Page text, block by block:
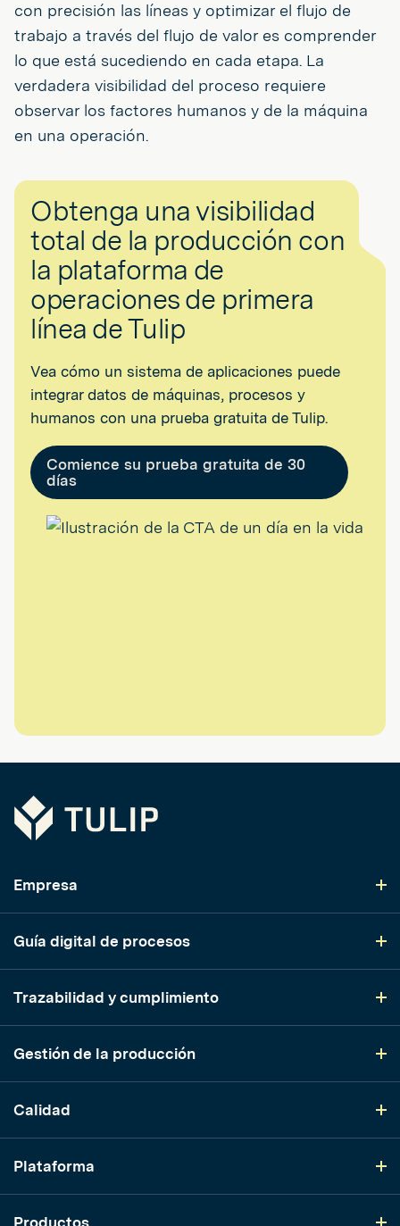
con precisión las líneas y optimizar el flujo de
trabajo a través del flujo de valor es comprender
lo que está sucediendo en cada etapa. La
verdadera visibilidad del proceso requiere
observar los factores humanos y de la máquina
en una operación.
Obtenga una visibilidad
total de la producción con
la plataforma de
operaciones de primera
línea de Tulip
Vea cómo un sistema de aplicaciones puede
integrar datos de máquinas, procesos y
humanos con una prueba gratuita de Tulip.
Comience su prueba gratuita de 30
días
Tulip
Empresa
Guía digital de procesos
Trazabilidad y cumplimiento
Gestión de la producción
Calidad
Plataforma
Productos